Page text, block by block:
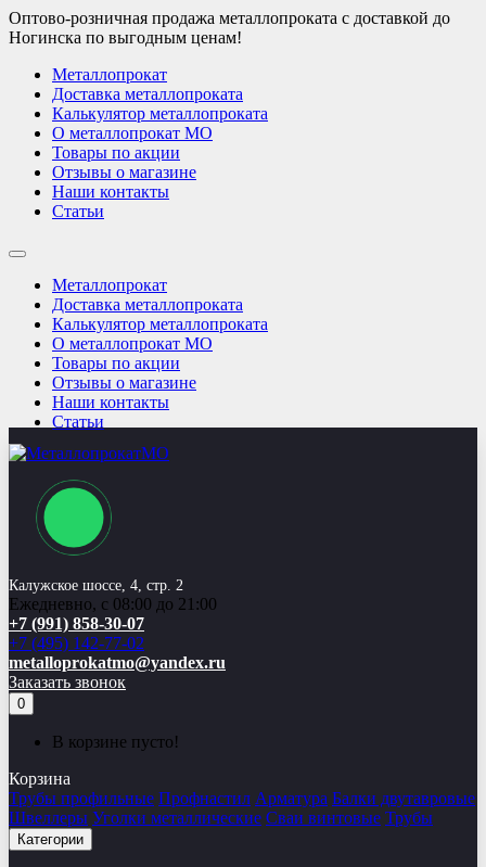
Оптово-розничная продажа металлопроката с доставкой до
Ногинска по выгодным ценам!
Металлопрокат
Доставка металлопроката
Калькулятор металлопроката
О металлопрокат МО
Товары по акции
Отзывы о магазине
Наши контакты
Статьи
Металлопрокат
Доставка металлопроката
Калькулятор металлопроката
О металлопрокат МО
Товары по акции
Отзывы о магазине
Наши контакты
Статьи
Калужское шоссе, 4, стр. 2
Ежедневно, с 08:00 до 21:00
+7 (991) 858-30-07
+7 (495) 142-77-02
metalloprokatmo@yandex.ru
Заказать звонок
0
В корзине пусто!
Корзина
Трубы профильные Профнастил Арматура Балки двутавровые
Швеллеры Уголки металлические Сваи винтовые Трубы
Категории